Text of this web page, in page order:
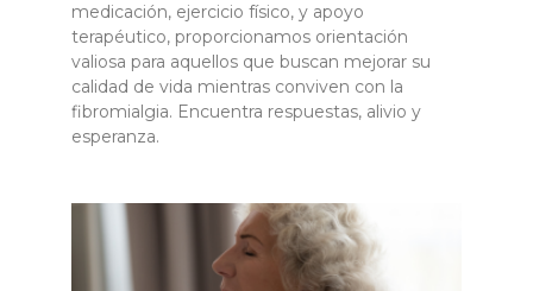
medicación, ejercicio físico, y apoyo
terapéutico, proporcionamos orientación
valiosa para aquellos que buscan mejorar su
calidad de vida mientras conviven con la
fibromialgia. Encuentra respuestas, alivio y
esperanza.